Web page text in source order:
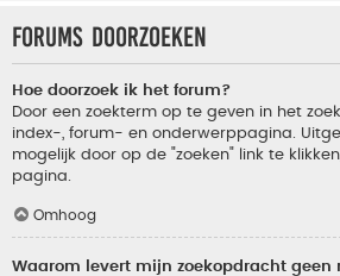
Forums doorzoeken
Hoe doorzoek ik het forum?
Door een zoekterm op te geven in het
index-, forum- en onderwerppagina.
mogelijk door op de "zoeken" link te
pagina.
Omhoog
Waarom levert mijn zoekopdracht geen